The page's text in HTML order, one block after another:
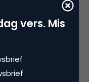
vers. Mis